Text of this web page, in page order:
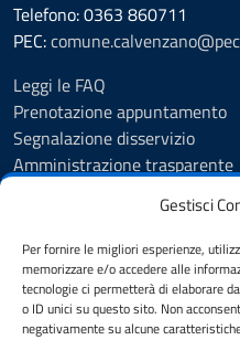
Gestisci
Per fornire le migliori esperienze,
memorizzare e/o accedere alle
tecnologie ci permetterà di elaborare
o ID unici su questo sito. Non
negativamente su alcune
Telefono: 0363 860711
PEC:
Leggi le FAQ
Prenotazione appuntamento
Segnalazione disservizio
Amministrazione trasparente
Informativa privacy
Cookie Policy
Note legali
Dichiarazione di accessibilità